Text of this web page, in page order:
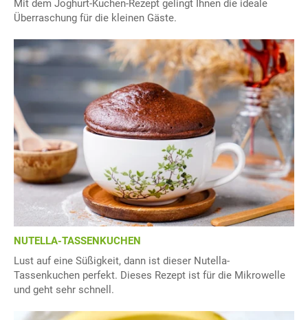
Mit dem Joghurt-Kuchen-Rezept gelingt Ihnen die ideale
Überraschung für die kleinen Gäste.
NUTELLA-TASSENKUCHEN
Lust auf eine Süßigkeit, dann ist dieser Nutella-
Tassenkuchen perfekt. Dieses Rezept ist für die Mikrowelle
und geht sehr schnell.